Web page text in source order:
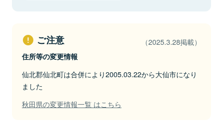
ご注意 （2025.3.28掲載）
住所等の変更情報
仙北郡仙北町は合併により2005.03.22から大仙市になり
ました
秋田県の変更情報一覧 はこちら